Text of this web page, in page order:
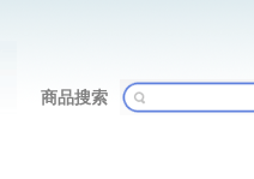
商品搜索